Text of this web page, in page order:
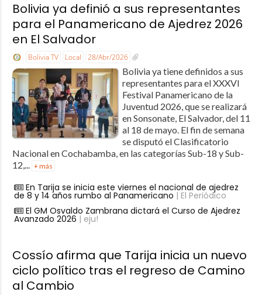
Bolivia ya definió a sus representantes
para el Panamericano de Ajedrez 2026
en El Salvador
Bolivia TV Local 28/Abr/2026
Bolivia ya tiene definidos a sus
representantes para el XXXVI
Festival Panamericano de la
Juventud 2026, que se realizará
en Sonsonate, El Salvador, del 11
al 18 de mayo. El fin de semana
se disputó el Clasificatorio
Nacional en Cochabamba, en las categorías Sub-18 y Sub-
12,... + más
En Tarija se inicia este viernes el nacional de ajedrez
de 8 y 14 años rumbo al Panamericano | El Periódico
El GM Osvaldo Zambrana dictará el Curso de Ajedrez
Avanzado 2026 | eju!
Cossío afirma que Tarija inicia un nuevo
ciclo político tras el regreso de Camino
al Cambio